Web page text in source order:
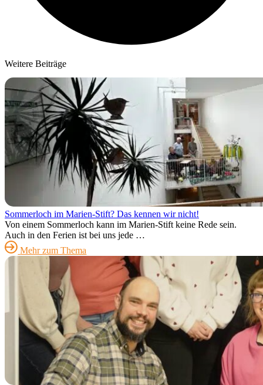
Weitere Beiträge
Sommerloch im Marien-Stift? Das kennen wir nicht!
Von einem Sommerloch kann im Marien-Stift keine Rede sein.
Auch in den Ferien ist bei uns jede …
Mehr zum Thema